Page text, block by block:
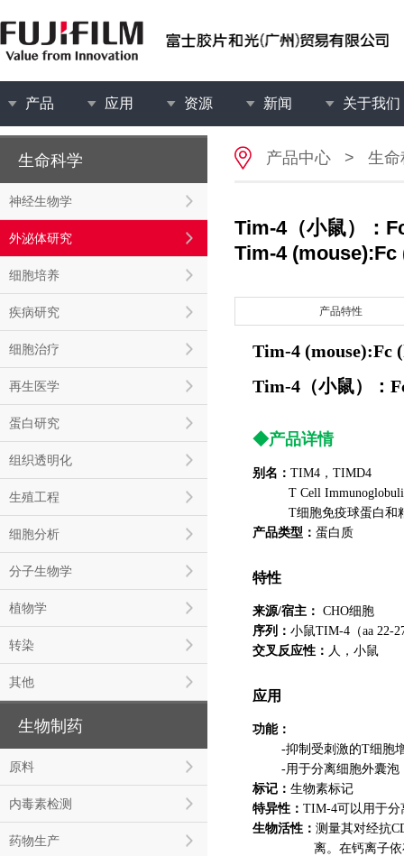
产品 应用 资源 新闻 关于我们
生命科学
神经生物学
外泌体研究
细胞培养
疾病研究
细胞治疗
再生医学
蛋白研究
组织透明化
生殖工程
细胞分析
分子生物学
植物学
转染
其他
生物制药
原料
内毒素检测
药物生产
产品中心 > 生命
Tim-4（小鼠）：
Tim-4
产品特性
Tim-4 (mouse):Fc
Tim-4（小鼠）：
◆产品详情
别名： TIM4，TIMD4
T Cell Immunoglobulin
T细胞免疫球蛋白和
产品类型： 蛋白质
特性
来源/宿主： CHO细胞
序列： 小鼠TIM-4（aa 22-
交叉反应性： 人，小鼠
应用
功能：
-抑制受刺激的T细胞
-用于分离细胞外囊泡
标记： 生物素标记
特异性： TIM-4可以用于分
生物活性： 测量其对经抗
离。在钙离子